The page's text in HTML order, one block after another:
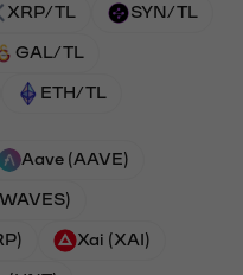
XRP/TL SYN/TL
GAL/TL
ETH/TL
Aave (AAVE)
Xai (XAI)